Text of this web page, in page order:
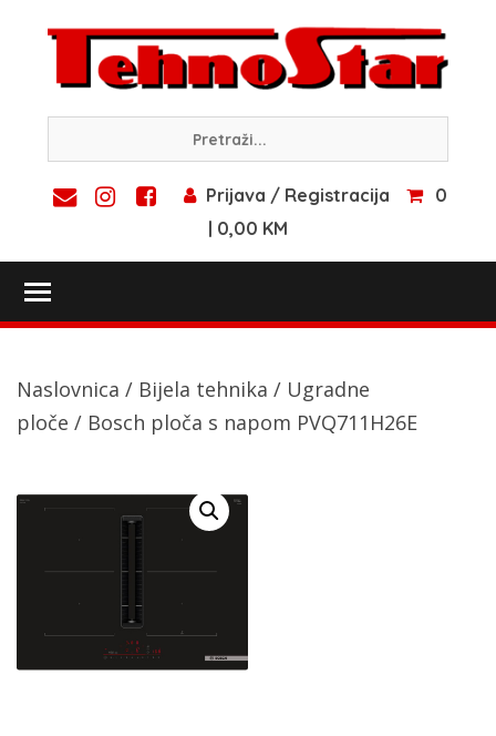
content
Prijava / Registracija
0
| 0,00 KM
Naslovnica / Bijela tehnika / Ugradne
ploče / Bosch ploča s napom PVQ711H26E